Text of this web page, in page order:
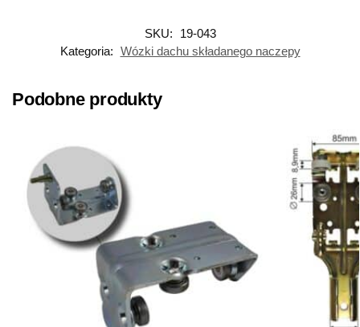
SKU:
19-043
Kategoria: Wózki dachu składanego naczepy
Podobne produkty